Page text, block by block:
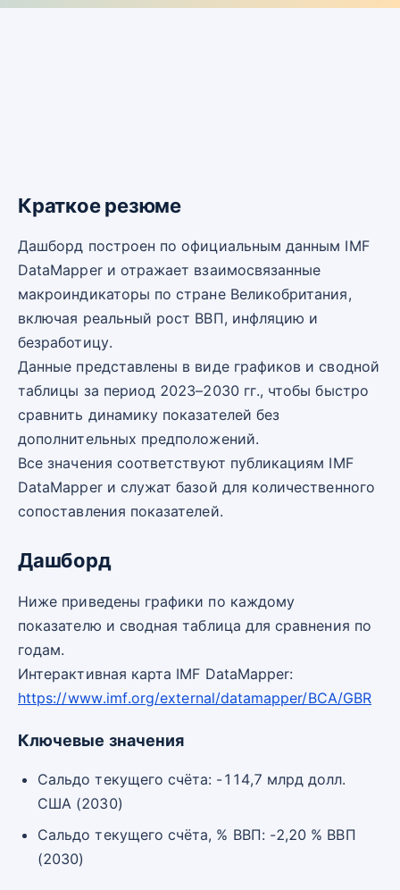
Краткое резюме
Дашборд построен по официальным данным IMF
DataMapper и отражает взаимосвязанные
макроиндикаторы по стране Великобритания,
включая реальный рост ВВП, инфляцию и
безработицу.
Данные представлены в виде графиков и сводной
таблицы за период 2023–2030 гг., чтобы быстро
сравнить динамику показателей без
дополнительных предположений.
Все значения соответствуют публикациям IMF
DataMapper и служат базой для количественного
сопоставления показателей.
Дашборд
Ниже приведены графики по каждому
показателю и сводная таблица для сравнения по
годам.
Интерактивная карта IMF DataMapper:
https://www.imf.org/external/datamapper/BCA/GBR
Ключевые значения
Сальдо текущего счёта: -114,7 млрд долл.
США (2030)
Сальдо текущего счёта, % ВВП: -2,20 % ВВП
(2030)